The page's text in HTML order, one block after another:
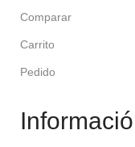
Comparar
Carrito
Pedido